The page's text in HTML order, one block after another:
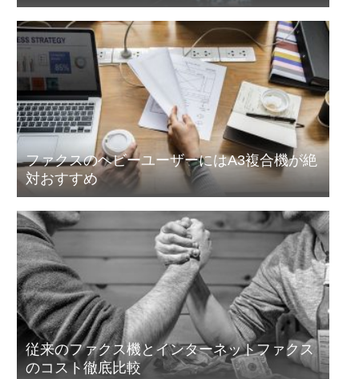
ファクスのヘビーユーザーにはA3複合機が絶
対おすすめ
従来のファクス機とインターネットファクス
のコスト徹底比較